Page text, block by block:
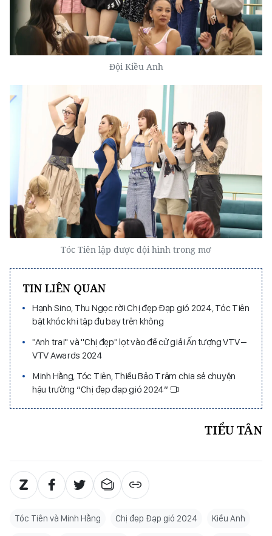
Đội Kiều Anh
Tóc Tiên lập được đội hình trong mơ
TIN LIÊN QUAN
Hạnh Sino, Thu Ngọc rời Chị đẹp Đạp gió 2024, Tóc Tiên
bật khóc khi tập đu bay trên không
"Anh trai" và "Chị đẹp" lọt vào đề cử giải Ấn tượng VTV –
VTV Awards 2024
Minh Hằng, Tóc Tiên, Thiều Bảo Trâm chia sẻ chuyện
hậu trường “Chị đẹp đạp gió 2024”
TIỂU TÂN
Tóc Tiên và Minh Hằng Chị đẹp Đạp gió 2024 Kiều Anh